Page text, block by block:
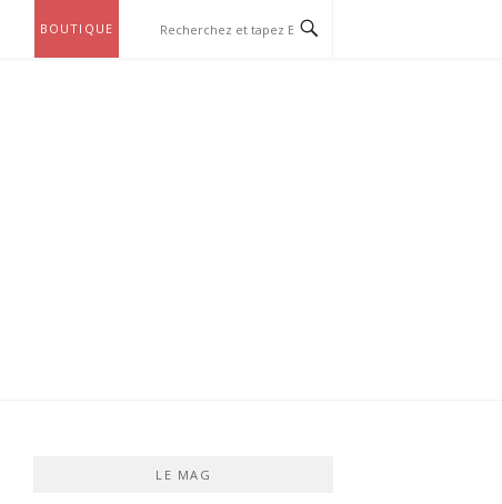
BOUTIQUE
LE MAG